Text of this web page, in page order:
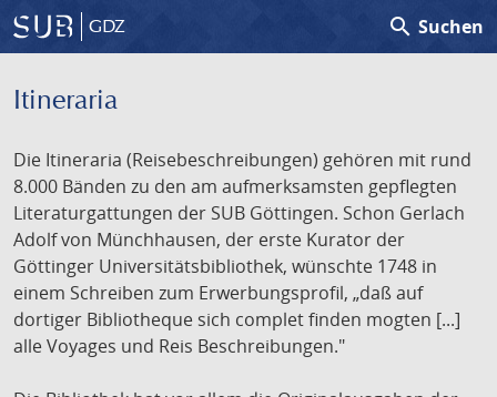
GDZ search Suchen
Itineraria
Die Itineraria (Reisebeschreibungen) gehören mit rund
8.000 Bänden zu den am aufmerksamsten gepflegten
Literaturgattungen der SUB Göttingen. Schon Gerlach
Adolf von Münchhausen, der erste Kurator der
Göttinger Universitätsbibliothek, wünschte 1748 in
einem Schreiben zum Erwerbungsprofil, „daß auf
dortiger Bibliotheque sich complet finden mogten [...]
alle Voyages und Reis Beschreibungen."